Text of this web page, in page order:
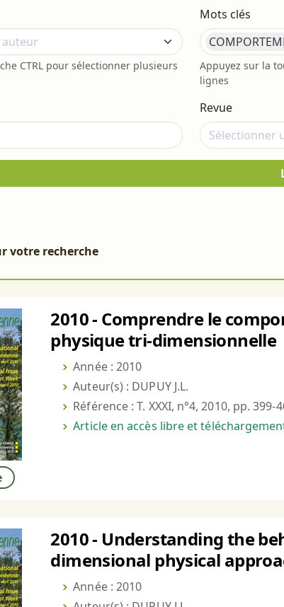
CTRL pour sélectionner plusieurs
Mots clés
Appuyez sur la
lignes
Revue
votre recherche
2010 - Comprendre le
physique tri-dimensionnelle
Année : 2010
Auteur(s) : DUPUY J.L.
Référence : T. XXXI, n°4, 2010, pp. 399-
Article en accès libre et
2010 - Understanding the
dimensional physical
Année : 2010